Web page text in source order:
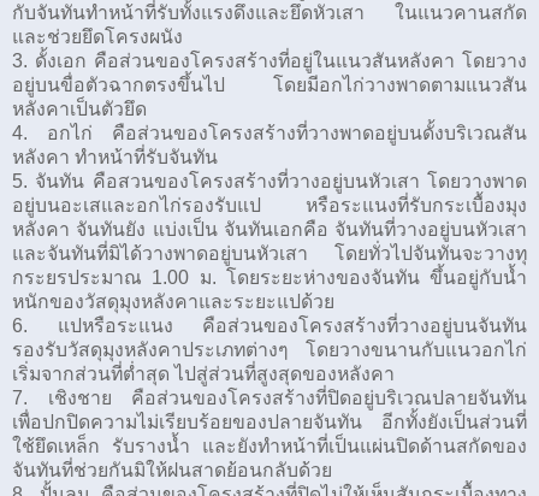
กับจันทันทำหน้าที่รับทั้งแรงดึงและยึดหัวเสา ในแนวคานสกัด
และช่วยยึดโครงผนัง
3. ดั้งเอก คือส่วนของโครงสร้างที่อยู่ในแนวสันหลังคา โดยวาง
อยู่บนขื่อตัวฉากตรงขึ้นไป โดยมีอกไก่วางพาดตามแนวสัน
หลังคาเป็นตัวยึด
4. อกไก่ คือส่วนของโครงสร้างที่วางพาดอยู่บนดั้งบริเวณสัน
หลังคา ทำหน้าที่รับจันทัน
5. จันทัน คือสวนของโครงสร้างที่วางอยู่บนหัวเสา โดยวางพาด
อยู่บนอะเสและอกไก่รองรับแป หรือระแนงที่รับกระเบื้องมุง
หลังคา จันทันยัง แบ่งเป็น จันทันเอกคือ จันทันที่วางอยู่บนหัวเสา
และจันทันที่มิได้วางพาดอยู่บนหัวเสา โดยทั่วไปจันทันจะวางทุ
กระยรประมาณ 1.00 ม. โดยระยะห่างของจันทัน ขึ้นอยู่กับน้ำ
หนักของวัสดุมุงหลังคาและระยะแปด้วย
6. แปหรือระแนง คือส่วนของโครงสร้างที่วางอยู่บนจันทัน
รองรับวัสดุมุงหลังคาประเภทต่างๆ โดยวางขนานกับแนวอกไก่
เริ่มจากส่วนที่ต่ำสุด ไปสู่ส่วนที่สูงสุดของหลังคา
7. เชิงชาย คือส่วนของโครงสร้างที่ปิดอยู่บริเวณปลายจันทัน
เพื่อปกปิดความไม่เรียบร้อยของปลายจันทัน อีกทั้งยังเป็นส่วนที่
ใช้ยึดเหล็ก รับรางน้ำ และยังทำหน้าที่เป็นแผ่นปิดด้านสกัดของ
จันทันที่ช่วยกันมิให้ฝนสาดย้อนกลับด้วย